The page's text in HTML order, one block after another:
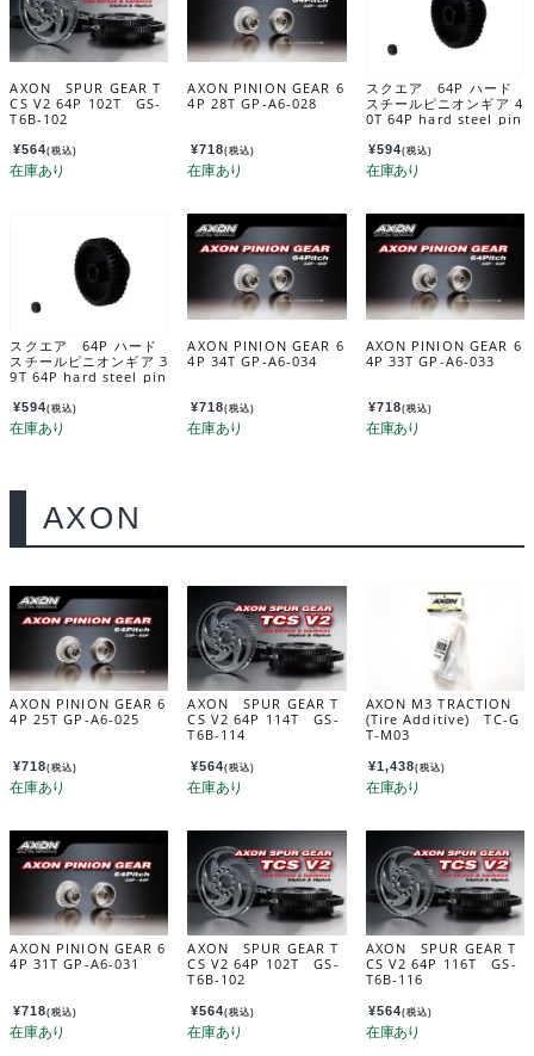
AXON SPUR GEAR T
CS V2 64P 102T GS-
T6B-102
¥564(税込)
AXON PINION GEAR 6
4P 28T GP-A6-028
¥718(税込)
スクエア 64P ハード
スチールピニオンギア 4
0T 64P hard steel pin
0
¥594(税込)
スクエア 64P ハード
スチールピニオンギア 3
9T 64P hard steel pin
9
¥594(税込)
AXON PINION GEAR 6
4P 34T GP-A6-034
¥718(税込)
AXON PINION GEAR 6
4P 33T GP-A6-033
¥718(税込)
AXON
AXON PINION GEAR 6
4P 25T GP-A6-025
¥718(税込)
AXON SPUR GEAR T
CS V2 64P 114T GS-
T6B-114
¥564(税込)
AXON M3 TRACTION
(Tire Additive) TC-G
T-M03
¥1,438(税込)
AXON PINION GEAR 6
4P 31T GP-A6-031
¥718(税込)
AXON SPUR GEAR T
CS V2 64P 102T GS-
T6B-102
¥564(税込)
AXON SPUR GEAR T
CS V2 64P 116T GS-
T6B-116
¥564(税込)